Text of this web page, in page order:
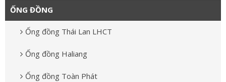
ỐNG ĐỒNG
Ống đồng Thái Lan LHCT
Ống đồng Haliang
Ống đồng Toàn Phát